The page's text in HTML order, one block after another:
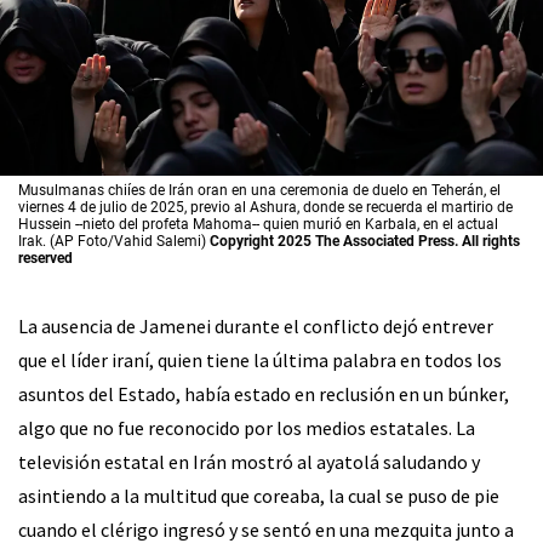
Musulmanas chiíes de Irán oran en una ceremonia de duelo en Teherán, el
viernes 4 de julio de 2025, previo al Ashura, donde se recuerda el martirio de
Hussein --nieto del profeta Mahoma-- quien murió en Karbala, en el actual
Irak. (AP Foto/Vahid Salemi) Copyright 2025 The Associated Press. All rights
reserved
La ausencia de Jamenei durante el conflicto dejó entrever
que el líder iraní, quien tiene la última palabra en todos los
asuntos del Estado, había estado en reclusión en un búnker,
algo que no fue reconocido por los medios estatales. La
televisión estatal en Irán mostró al ayatolá saludando y
asintiendo a la multitud que coreaba, la cual se puso de pie
cuando el clérigo ingresó y se sentó en una mezquita junto a